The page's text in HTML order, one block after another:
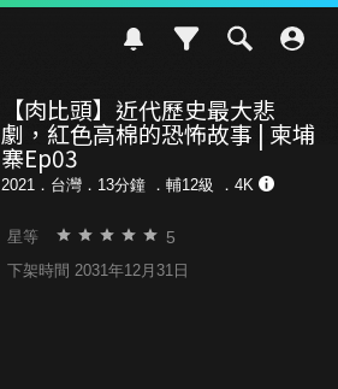
【肉比頭】近代歷史最大悲
劇，紅色高棉的恐怖故事 | 柬埔
寨Ep03
2021．台灣．13分鐘 ． 輔12級 ．4K
星等 5
下架時間 2031年12月31日